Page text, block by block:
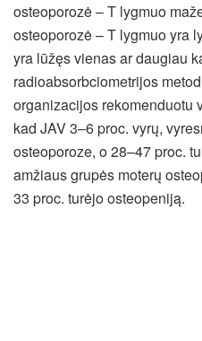
osteoporozė – T lygmuo
osteoporozė – T lygmuo yra
yra lūžęs vienas ar daugiau
radioabsorbciometrijos
organizacijos rekomenduotu
kad JAV 3–6 proc. vyrų,
osteoporoze, o 28–47 proc.
amžiaus grupės moterų
33 proc. turėjo osteopeniją.